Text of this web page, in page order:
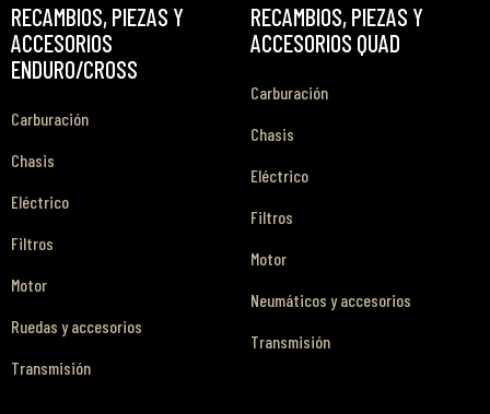
RECAMBIOS, PIEZAS Y
ACCESORIOS
ENDURO/CROSS
Carburación
Chasis
Eléctrico
Filtros
Motor
Ruedas y accesorios
Transmisión
RECAMBIOS, PIEZAS Y
ACCESORIOS QUAD
Carburación
Chasis
Eléctrico
Filtros
Motor
Neumáticos y accesorios
Transmisión